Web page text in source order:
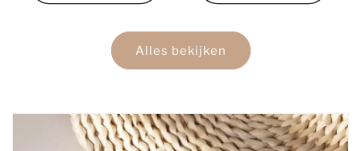
Alles bekijken